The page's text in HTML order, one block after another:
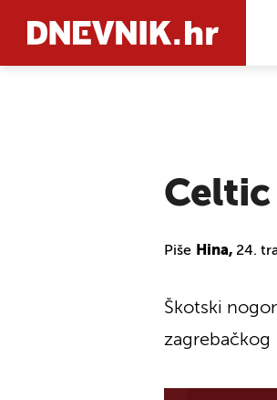
Celtic
Piše Hina, 24.
Škotski
zagrebačkog